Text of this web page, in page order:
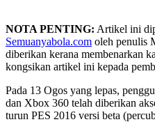
NOTA PENTING: Artikel ini
Semuanyabola.com oleh penulis
diberikan kerana membenarkan
kongsikan artikel ini kepada
Pada 13 Ogos yang lepas,
dan Xbox 360 telah diberikan
turun PES 2016 versi beta